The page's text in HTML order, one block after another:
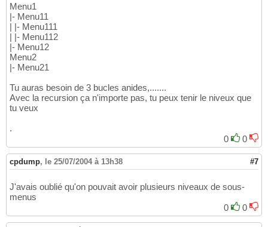
Menu1
|- Menu11
| |- Menu111
| |- Menu112
|- Menu12
Menu2
|- Menu21
Tu auras besoin de 3 bucles anides,.......
Avec la recursion ça n'importe pas, tu peux tenir le niveux que
tu veux
.
0
0
cpdump, le 25/07/2004 à 13h38 #7
J'avais oublié qu'on pouvait avoir plusieurs niveaux de sous-
menus
0
0